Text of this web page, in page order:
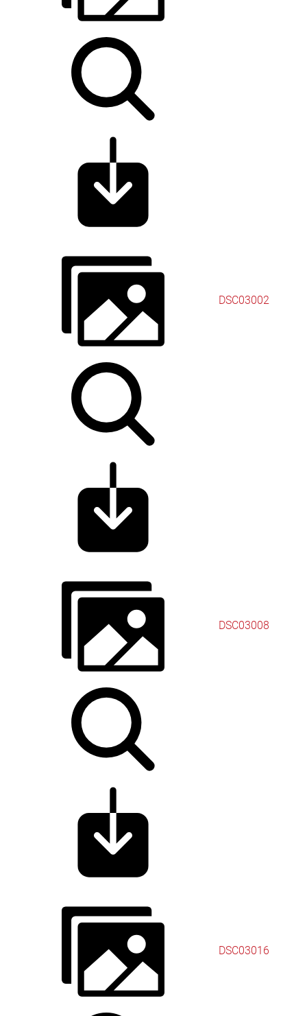
DSC03002
DSC03008
DSC03016